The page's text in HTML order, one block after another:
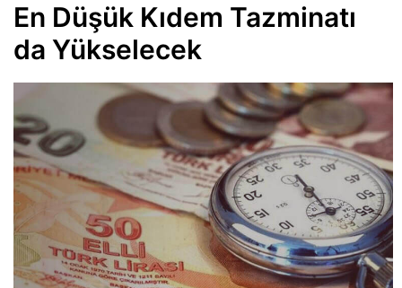
En Düşük Kıdem Tazminatı
da Yükselecek